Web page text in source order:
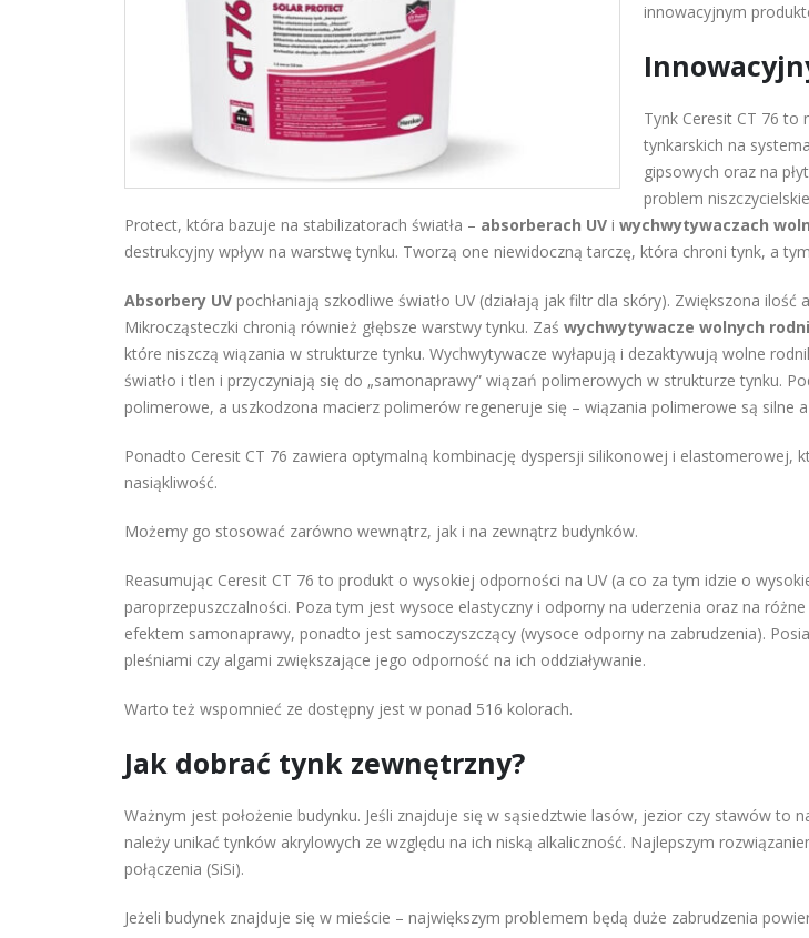
innowacyjnym
Tynk Ceresit CT 76
tynkarskich na
gipsowych oraz na
problem
Protect, która bazuje na stabilizatorach światła – absorberach UV i wychwytywaczach
destrukcyjny wpływ na warstwę tynku. Tworzą one niewidoczną tarczę, która chroni tynk, a
Absorbery UV pochłaniają szkodliwe światło UV (działają jak filtr dla skóry). Zwiększona
Mikrocząsteczki chronią również głębsze warstwy tynku. Zaś wychwytywacze wolnych
które niszczą wiązania w strukturze tynku. Wychwytywacze wyłapują i dezaktywują wolne
światło i tlen i przyczyniają się do „samonaprawy” wiązań polimerowych w strukturze tynku.
polimerowe, a uszkodzona macierz polimerów regeneruje się – wiązania polimerowe są silne
Ponadto Ceresit CT 76 zawiera optymalną kombinację dyspersji silikonowej i elastomerowej,
nasiąkliwość.
Możemy go stosować zarówno wewnątrz, jak i na zewnątrz budynków.
Reasumując Ceresit CT 76 to produkt o wysokiej odporności na UV (a co za tym idzie o
paroprzepuszczalności. Poza tym jest wysoce elastyczny i odporny na uderzenia oraz na
efektem samonaprawy, ponadto jest samoczyszczący (wysoce odporny na zabrudzenia).
pleśniami czy algami zwiększające jego odporność na ich oddziaływanie.
Warto też wspomnieć ze dostępny jest w ponad 516 kolorach.
Jak dobrać tynk zewnętrzny?
Ważnym jest położenie budynku. Jeśli znajduje się w sąsiedztwie lasów, jezior czy stawów to
należy unikać tynków akrylowych ze względu na ich niską alkaliczność. Najlepszym
połączenia (SiSi).
Jeżeli budynek znajduje się w mieście – największym problemem będą duże zabrudzenia